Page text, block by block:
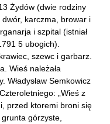
Żydów (dwie rodziny
karczma, browar i
i szpital (istniał
5 ubogich).
szewc i garbarz.
Wieś należała
Władysław Semkowicz
„Wieś z
przed ktoremi broni się
górzyste,